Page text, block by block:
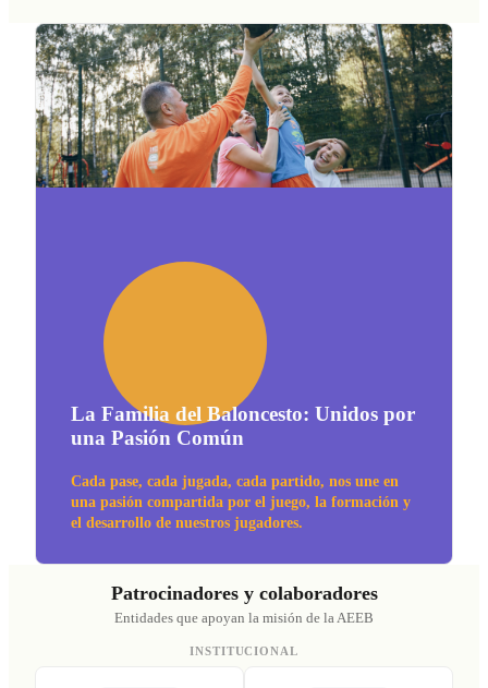
La Familia del Baloncesto: Unidos por
una Pasión Común
una pasión compartida por el juego, la formación y
el desarrollo de nuestros jugadores.
Patrocinadores y colaboradores
Entidades que apoyan la misión de la AEEB